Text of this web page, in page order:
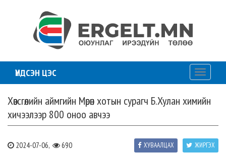
ҮНДСЭН ЦЭС
Toggle
Хөвсгөлийн аймгийн Мөрөн хотын сурагч Б.Хулан химийн
хичээлээр 800 оноо авчээ
2024-07-06, 690 ЖИРГЭХ
ХУВААЛЦАХ